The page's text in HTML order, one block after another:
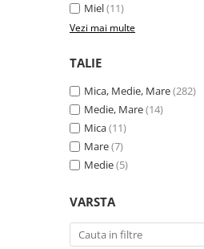
Miel(11)
Vezi mai multe
TALIE
Mica, Medie, Mare(282)
Medie, Mare(14)
Mica(11)
Mare(7)
Medie(5)
VARSTA